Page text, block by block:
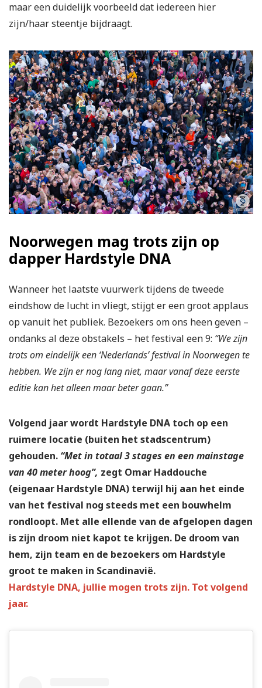
maar een duidelijk voorbeeld dat iedereen hier
zijn/haar steentje bijdraagt.
Noorwegen mag trots zijn op
dapper Hardstyle DNA
Wanneer het laatste vuurwerk tijdens de tweede
eindshow de lucht in vliegt, stijgt er een groot applaus
op vanuit het publiek. Bezoekers om ons heen geven –
ondanks al deze obstakels – het festival een 9: “We zijn
trots om eindelijk een ‘Nederlands’ festival in Noorwegen te
hebben. We zijn er nog lang niet, maar vanaf deze eerste
editie kan het alleen maar beter gaan.”
Volgend jaar wordt Hardstyle DNA toch op een
ruimere locatie (buiten het stadscentrum)
gehouden. “Met in totaal 3 stages en een mainstage
van 40 meter hoog”, zegt Omar Haddouche
(eigenaar Hardstyle DNA) terwijl hij aan het einde
van het festival nog steeds met een bouwhelm
rondloopt. Met alle ellende van de afgelopen dagen
is zijn droom niet kapot te krijgen. De droom van
hem, zijn team en de bezoekers om Hardstyle
groot te maken in Scandinavië.
Hardstyle DNA, jullie mogen trots zijn. Tot volgend
jaar.